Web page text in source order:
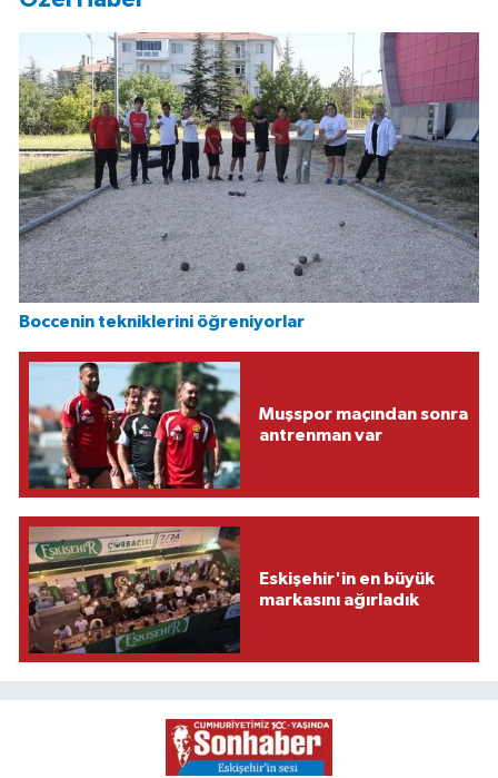
Boccenin tekniklerini öğreniyorlar
Muşspor maçından sonra
antrenman var
Eskişehir'in en büyük
markasını ağırladık